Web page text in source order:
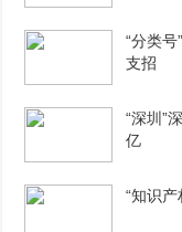
“分类
支招
“深圳”
亿
“知识